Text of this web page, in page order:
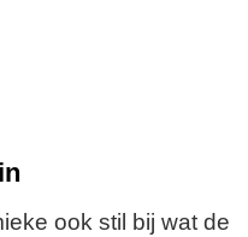
ook stil bij wat de